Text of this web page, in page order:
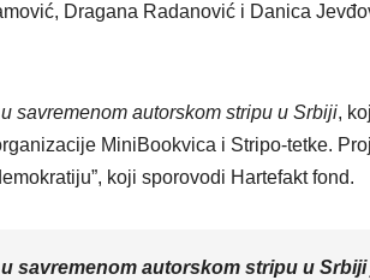
Dragana Radanović i Danica
savremenom autorskom stripu u Srbiji,
MiniBookvica i Stripo-tetke.
koji sporovodi Hartefakt fond.
savremenom autorskom stripu u Srbiji